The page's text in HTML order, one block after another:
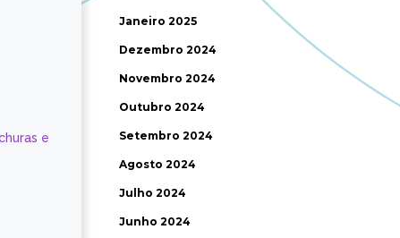
e
Janeiro 2025
Dezembro 2024
Novembro 2024
Outubro 2024
Setembro 2024
Agosto 2024
Julho 2024
Junho 2024